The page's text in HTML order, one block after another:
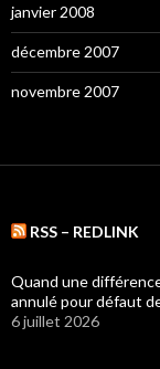
janvier 2008
décembre 2007
novembre 2007
RSS – REDLINK
Quand une
annulé pour défaut
6 juillet 2026